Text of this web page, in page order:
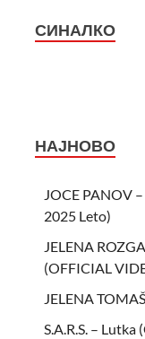
СИНАЛКО
НАЈНОВО
JOCE PANOV
2025 Leto)
JELENA
(OFFICIAL
JELENA
S.A.R.S. –